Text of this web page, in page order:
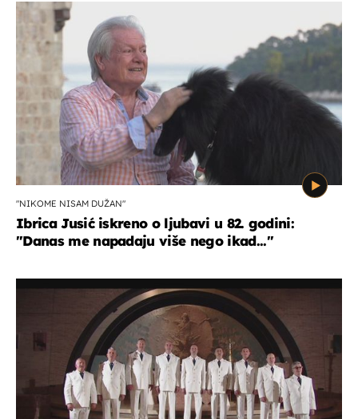
"NIKOME NISAM DUŽAN"
Ibrica Jusić iskreno o ljubavi u 82. godini:
"Danas me napadaju više nego ikad..."